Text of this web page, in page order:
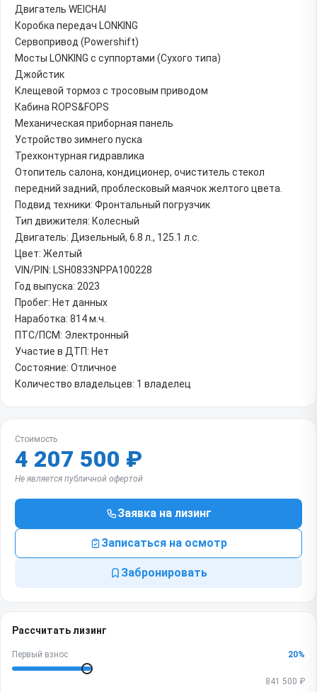
Двигатель WEICHAI
Коробка передач LONKING
Сервопривод (Powershift)
Мосты LONKING с суппортами (Сухого типа)
Джойстик
Клещевой тормоз с тросовым приводом
Кабина ROPS&FOPS
Механическая приборная панель
Устройство зимнего пуска
Трехконтурная гидравлика
Отопитель салона, кондиционер, очиститель стекол
передний задний, проблесковый маячок желтого цвета.
Подвид техники: Фронтальный погрузчик
Тип движителя: Колесный
Двигатель: Дизельный, 6.8 л., 125.1 л.с.
Цвет: Желтый
VIN/PIN: LSH0833NPPA100228
Год выпуска: 2023
Пробег: Нет данных
Наработка: 814 м.ч.
ПТС/ПСМ: Электронный
Участие в ДТП: Нет
Состояние: Отличное
Количество владельцев: 1 владелец
Стоимость
4 207 500 ₽
Не является публичной офертой
Заявка на лизинг
Записаться на осмотр
Забронировать
Рассчитать лизинг
Первый взнос 20%
841 500 ₽